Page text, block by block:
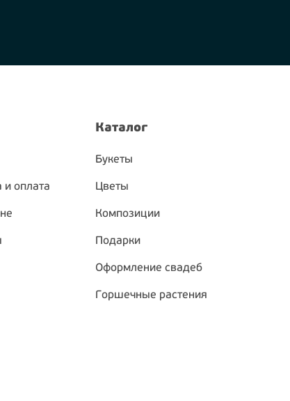
и оплата
Каталог
Букеты
Цветы
Композиции
Подарки
Оформление свадеб
Горшечные растения